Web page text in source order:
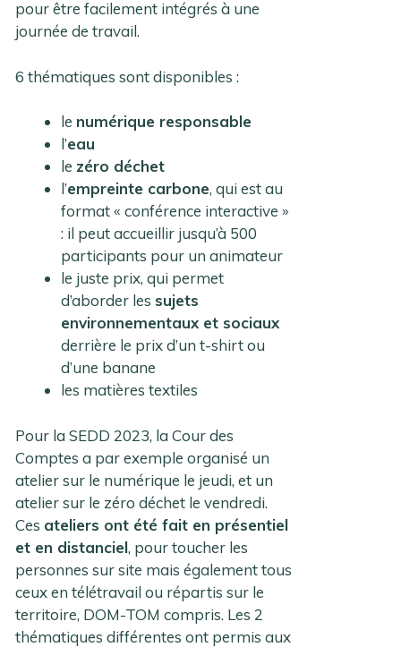
pour être facilement intégrés à une
journée de travail.
6 thématiques sont disponibles :
le numérique responsable
l’eau
le zéro déchet
l’empreinte carbone, qui est au
format « conférence interactive »
: il peut accueillir jusqu’à 500
participants pour un animateur
le juste prix, qui permet
d’aborder lessujets
environnementaux et sociaux
derrière le prix d’un t-shirt ou
d’une banane
les matières textiles
Pour la SEDD 2023, la Cour des
Comptes a par exemple organisé un
atelier sur le numérique le jeudi, et un
atelier sur le zéro déchet le vendredi.
Ces ateliers ont été fait en présentiel
et en distanciel, pour toucher les
personnes sur site mais également tous
ceux en télétravail ou répartis sur le
territoire, DOM-TOM compris. Les 2
thématiques différentes ont permis aux